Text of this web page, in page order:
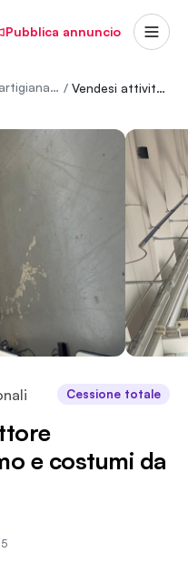
Pubblica annuncio
Attività artigianali e professionali / Vendesi attività, settore abbigliamento,intimo e costumi da bagno
Cessione totale
e costumi da